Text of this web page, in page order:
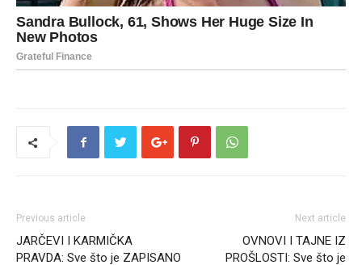
Previous article
JARČEVI I KARMIČKA
PRAVDA: Sve što je ZAPISANO
Next article
OVNOVI I TAJNE IZ
PROŠLOSTI: Sve što je